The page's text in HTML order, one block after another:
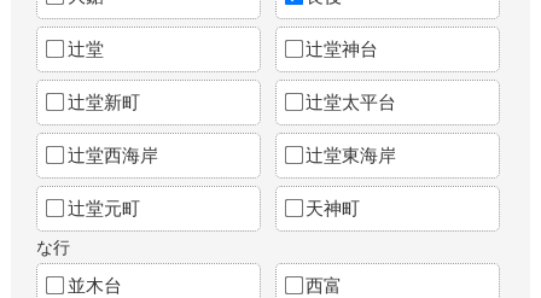
辻堂 辻堂神台
辻堂新町 辻堂太平台
辻堂西海岸 辻堂東海岸
辻堂元町 天神町
な行
並木台 西富